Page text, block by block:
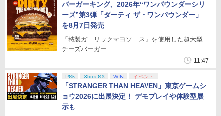
バーガーキング、2026年“ワンパウンダーシリ
ーズ”第3弾「ダーティ ザ・ワンパウンダー」
を8月7日発売
「特製ガーリックマヨソース」を使用した超大型
チーズバーガー
11:47
PS5 Xbox SX WIN イベント
「STRANGER THAN HEAVEN」東京ゲームシ
ョウ2026に出展決定！ デモプレイや体験型展
示も